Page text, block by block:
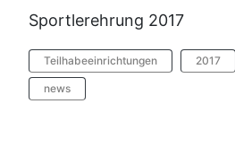
Sportlerehrung 2017
Teilhabeeinrichtungen 2017
news